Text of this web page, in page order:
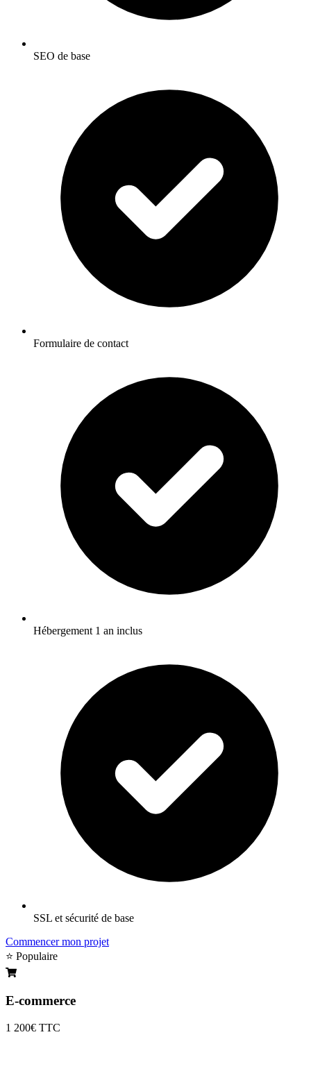
SEO de base
Formulaire de contact
Hébergement 1 an inclus
SSL et sécurité de base
Commencer mon projet
⭐ Populaire
E-commerce
1 200€ TTC